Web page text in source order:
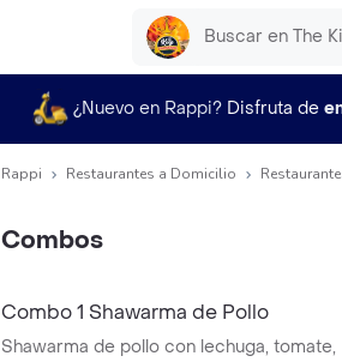
¿Nuevo en Rappi? Disfruta de
Rappi Restaurantes a Domicilio
Combos
Combo 1 Shawarma de Pollo
Shawarma de pollo con lechuga, tomate,